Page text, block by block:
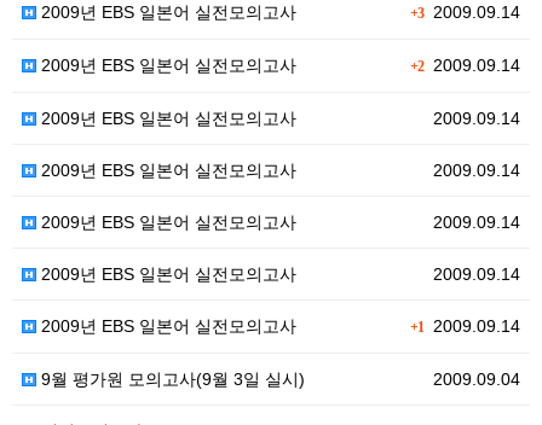
+32009.09.14
2009년 EBS 일본어 실전모의고사
+22009.09.14
2009년 EBS 일본어 실전모의고사
2009.09.14
2009년 EBS 일본어 실전모의고사
2009.09.14
2009년 EBS 일본어 실전모의고사
2009.09.14
2009년 EBS 일본어 실전모의고사
2009.09.14
2009년 EBS 일본어 실전모의고사
+1 2009.09.14
2009년 EBS 일본어 실전모의고사
2009.09.04
9월 평가원 모의고사(9월 3일 실시)